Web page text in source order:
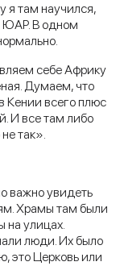
я там научился,
ЮАР. В одном
себе Африку
Думаем, что
Кении всего плюс
И все там либо
так».
важно увидеть
Храмы там были
на улицах.
люди. Их было
это Церковь или